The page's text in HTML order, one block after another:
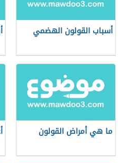
أسباب القولون الهضمي
ما هي أمراض القولون